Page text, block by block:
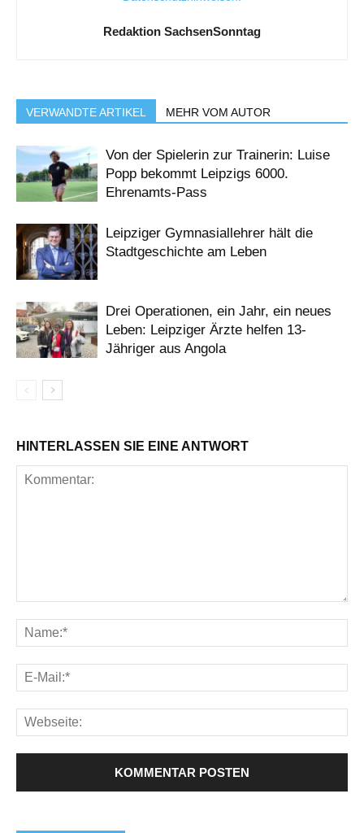
Redaktion SachsenSonntag
VERWANDTE ARTIKEL MEHR VOM AUTOR
Von der Spielerin zur Trainerin: Luise
Popp bekommt Leipzigs 6000.
Ehrenamts-Pass
Leipziger Gymnasiallehrer hält die
Stadtgeschichte am Leben
Drei Operationen, ein Jahr, ein neues
Leben: Leipziger Ärzte helfen 13-
Jähriger aus Angola
HINTERLASSEN SIE EINE ANTWORT